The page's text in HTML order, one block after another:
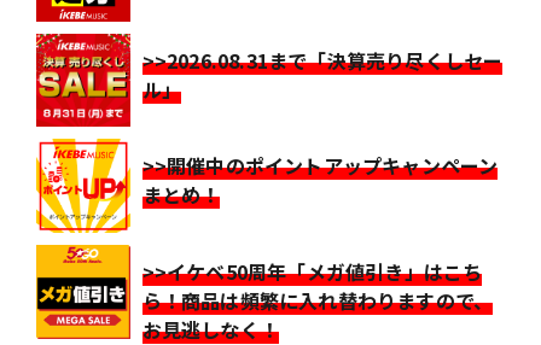
>>2026.08.31まで「決算売り尽くしセー
ル」
>>開催中のポイントアップキャンペーン
まとめ！
>>イケベ50周年「メガ値引き」はこち
ら！商品は頻繁に入れ替わりますので、
お見逃しなく！